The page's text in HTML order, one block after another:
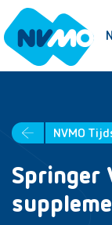
NVMO
Springer